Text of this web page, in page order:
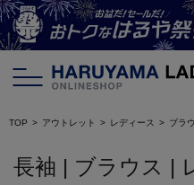
TOP アウトレット レディース ブラ
長袖 | ブラウス |